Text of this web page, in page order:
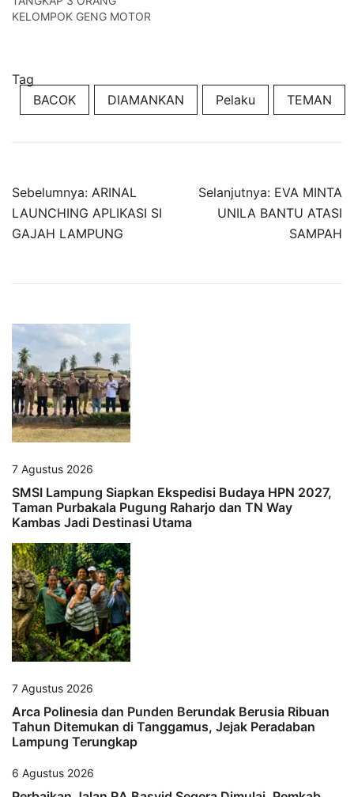
KELOMPOK GENG MOTOR
Tag
BACOK
DIAMANKAN Pelaku TEMAN
Navigasi
pos
Sebelumnya: ARINAL
LAUNCHING APLIKASI SI
GAJAH LAMPUNG
Selanjutnya: EVA MINTA
UNILA BANTU ATASI
SAMPAH
7 Agustus 2026
SMSI Lampung Siapkan Ekspedisi Budaya HPN 2027,
Taman Purbakala Pugung Raharjo dan TN Way
Kambas Jadi Destinasi Utama
7 Agustus 2026
Arca Polinesia dan Punden Berundak Berusia Ribuan
Tahun Ditemukan di Tanggamus, Jejak Peradaban
Lampung Terungkap
6 Agustus 2026